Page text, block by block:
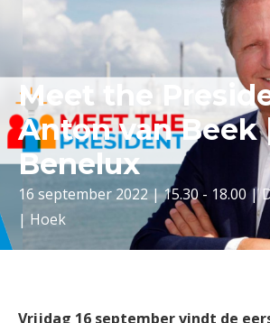
Meet the
Anton van Beek
Benelux
16 september 2022 | 15.30 - 18.00 |
| Hoek
Vrijdag 16 september vindt de